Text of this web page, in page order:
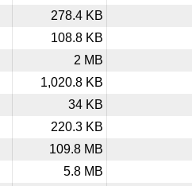
278.4 KB
108.8 KB
2 MB
1,020.8 KB
34 KB
220.3 KB
109.8 MB
5.8 MB